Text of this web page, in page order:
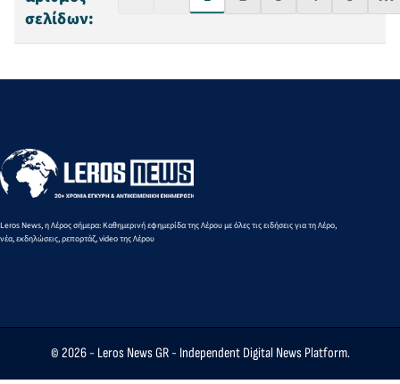
σελίδων:
Leros News, η Λέρος σήμερα: Καθημερινή εφημερίδα της Λέρου με όλες τις ειδήσεις για τη Λέρο,
νέα, εκδηλώσεις, ρεπορτάζ, video της Λέρου
© 2026 - Leros News GR- Independent Digital News Platform.